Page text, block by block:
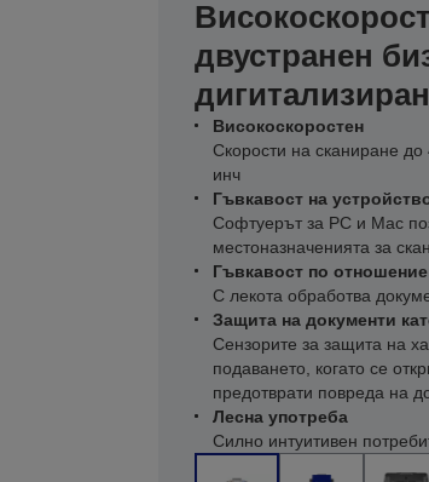
двустранен
Високоскоростен
Скорости на сканиране
инч
Гъвкавост на
Софтуерът за PC и Mac
местоназначенията за
Гъвкавост по
С лекота обработва
Защита на документи
Сензорите за защита на
подаването, когато се
предотврати повреда на
Лесна употреба
Силно интуитивен